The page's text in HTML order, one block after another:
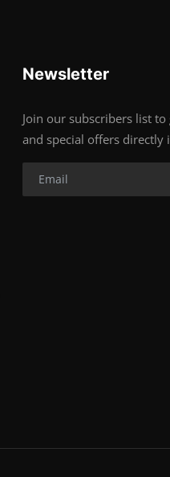
Newsletter
Join our subscribers list
and special offers directly